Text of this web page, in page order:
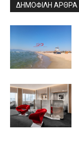
ΔΗΜΟΦΙΛΗ ΑΡΘΡΑ